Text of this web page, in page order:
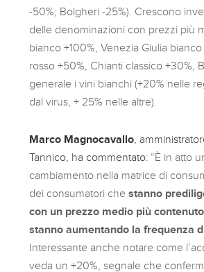
-50%, Bolgheri -25%). Crescono
delle denominazioni con prezzi più
bianco +100%, Venezia Giulia bianco
rosso +50%, Chianti classico +30%,
generale i vini bianchi (+20% nelle
dal virus, + 25% nelle altre).
Marco Magnocavallo ,
Tannico, ha commentato: “È in atto
cambiamento nella matrice di
dei consumatori chestanno
con un prezzo medio più
stanno aumentando la frequenza
Interessante anche notare come
veda un +20%, segnale che